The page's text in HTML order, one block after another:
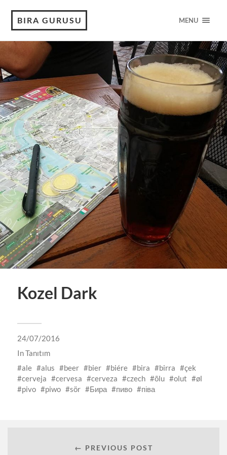
BIRA GURUSU MENU
Kozel Dark
24/07/2016
InTanıtım
ale
alus beer bier biére bira birra
çek
cerveja
cervesa cerveza czech õlu olut
øl
pivo
piwo sör Бира пиво піва
← PREVIOUS POST